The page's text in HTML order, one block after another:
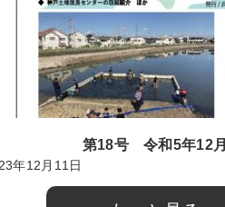
第18号 令和5年12月
年12月11日